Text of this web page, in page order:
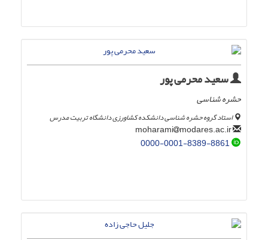
سعید محرمی پور
حشره شناسی
استاد گروه حشره شناسی دانشکده کشاورزی دانشگاه تربیت مدرس
modares.ac.ir
0000-0001-8389-8861